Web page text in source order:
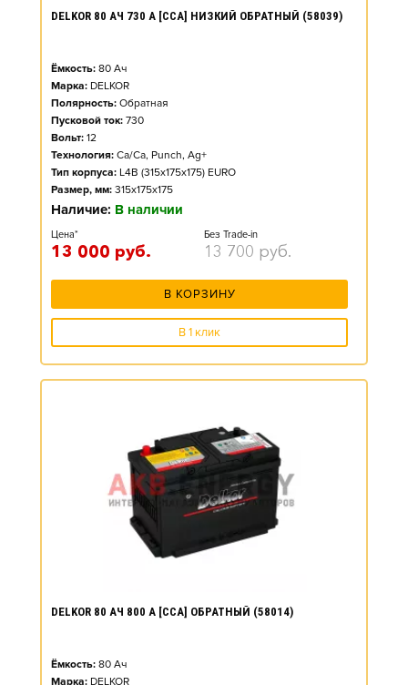
DELKOR 80 АЧ 730 А [CCA] НИЗКИЙ ОБРАТНЫЙ (58039)
Ёмкость: 80 Ач
Марка: DELKOR
Полярность: Обратная
Пусковой ток: 730
Вольт: 12
Технология: Ca/Ca, Punch, Ag+
Тип корпуса: L4B (315x175x175) EURO
Размер, мм: 315x175x175
Наличие: В наличии
Цена*
13 000 руб.
Без Trade-in
13 700 руб.
В КОРЗИНУ
В 1 клик
DELKOR 80 АЧ 800 А [CCA] ОБРАТНЫЙ (58014)
Ёмкость: 80 Ач
Марка: DELKOR